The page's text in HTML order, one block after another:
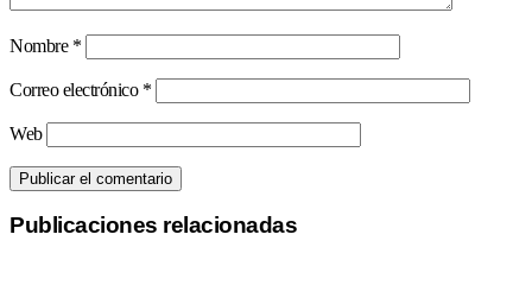
Nombre *
Correo electrónico *
Web
Publicaciones relacionadas